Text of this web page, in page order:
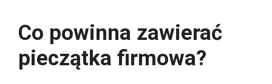
Co powinna zawierać
pieczątka firmowa?